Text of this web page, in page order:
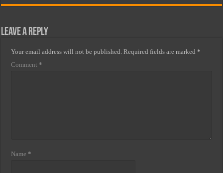
Leave a Reply
Your email address will not be published. Required fields are marked*
Comment *
Name *